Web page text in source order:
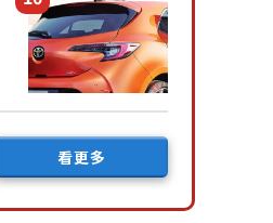
看更多